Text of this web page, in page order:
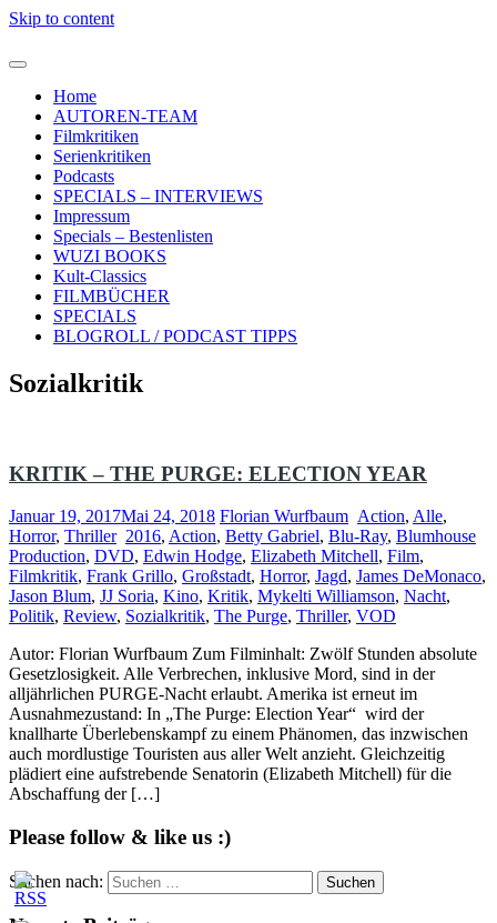
Skip to content
Home
AUTOREN-TEAM
Filmkritiken
Serienkritiken
Podcasts
SPECIALS – INTERVIEWS
Impressum
Specials – Bestenlisten
WUZI BOOKS
Kult-Classics
FILMBÜCHER
SPECIALS
BLOGROLL / PODCAST TIPPS
Sozialkritik
KRITIK – THE PURGE: ELECTION YEAR
Januar 19, 2017Mai 24, 2018 Florian Wurfbaum Action, Alle,
Horror, Thriller 2016, Action, Betty Gabriel, Blu-Ray, Blumhouse
Production, DVD, Edwin Hodge, Elizabeth Mitchell, Film,
Filmkritik, Frank Grillo, Großstadt, Horror, Jagd, James DeMonaco,
Jason Blum, JJ Soria, Kino, Kritik, Mykelti Williamson, Nacht,
Politik, Review, Sozialkritik, The Purge, Thriller, VOD
Autor: Florian Wurfbaum Zum Filminhalt: Zwölf Stunden absolute
Gesetzlosigkeit. Alle Verbrechen, inklusive Mord, sind in der
alljährlichen PURGE-Nacht erlaubt. Amerika ist erneut im
Ausnahmezustand: In „The Purge: Election Year“ wird der
knallharte Überlebenskampf zu einem Phänomen, das inzwischen
auch mordlustige Touristen aus aller Welt anzieht. Gleichzeitig
plädiert eine aufstrebende Senatorin (Elizabeth Mitchell) für die
Abschaffung der […]
Please follow & like us :)
Suchen nach: